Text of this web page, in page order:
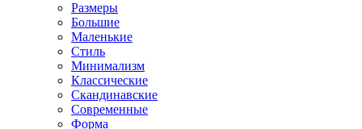
Размеры
Большие
Маленькие
Стиль
Минимализм
Классические
Скандинавские
Современные
Форма